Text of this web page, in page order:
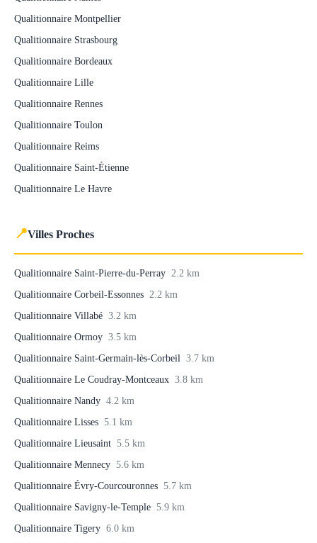
Qualitionnaire Montpellier
Qualitionnaire Strasbourg
Qualitionnaire Bordeaux
Qualitionnaire Lille
Qualitionnaire Rennes
Qualitionnaire Toulon
Qualitionnaire Reims
Qualitionnaire Saint-Étienne
Qualitionnaire Le Havre
📍Villes Proches
Qualitionnaire Saint-Pierre-du-Perray 2.2 km
Qualitionnaire Corbeil-Essonnes 2.2 km
Qualitionnaire Villabé 3.2 km
Qualitionnaire Ormoy 3.5 km
Qualitionnaire Saint-Germain-lès-Corbeil 3.7 km
Qualitionnaire Le Coudray-Montceaux 3.8 km
Qualitionnaire Nandy 4.2 km
Qualitionnaire Lisses 5.1 km
Qualitionnaire Lieusaint 5.5 km
Qualitionnaire Mennecy 5.6 km
Qualitionnaire Évry-Courcouronnes 5.7 km
Qualitionnaire Savigny-le-Temple 5.9 km
Qualitionnaire Tigery 6.0 km